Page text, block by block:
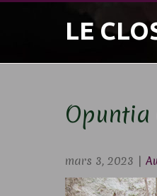
LE
Opuntia
mars 3, 2023 |